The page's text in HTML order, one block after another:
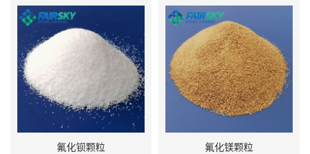
氟化钡颗粒 氟化镁颗粒